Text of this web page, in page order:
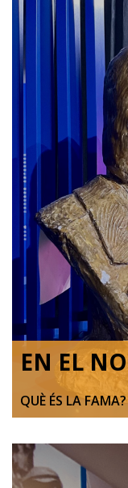
EN EL
QUÈ ÉS LA FAMA?